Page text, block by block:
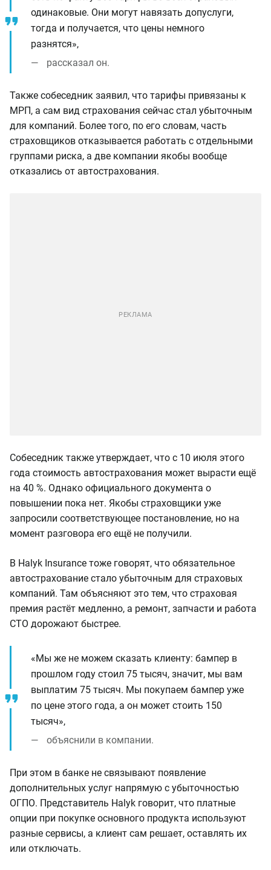
одинаковые. Они могут навязать допуслуги,
тогда и получается, что цены немного
разнятся»,
рассказал он.
Также собеседник заявил, что тарифы привязаны к
МРП, а сам вид страхования сейчас стал убыточным
для компаний. Более того, по его словам, часть
страховщиков отказывается работать с отдельными
группами риска, а две компании якобы вообще
отказались от автострахования.
Собеседник также утверждает, что с 10 июля этого
года стоимость автострахования может вырасти ещё
на 40 %. Однако официального документа о
повышении пока нет. Якобы страховщики уже
запросили соответствующее постановление, но на
момент разговора его ещё не получили.
В Halyk Insurance тоже говорят, что обязательное
автострахование стало убыточным для страховых
компаний. Там объясняют это тем, что страховая
премия растёт медленно, а ремонт, запчасти и работа
СТО дорожают быстрее.
«Мы же не можем сказать клиенту: бампер в
прошлом году стоил 75 тысяч, значит, мы вам
выплатим 75 тысяч. Мы покупаем бампер уже
по цене этого года, а он может стоить 150
тысяч»,
объяснили в компании.
При этом в банке не связывают появление
дополнительных услуг напрямую с убыточностью
ОГПО. Представитель Halyk говорит, что платные
опции при покупке основного продукта используют
разные сервисы, а клиент сам решает, оставлять их
или отключать.